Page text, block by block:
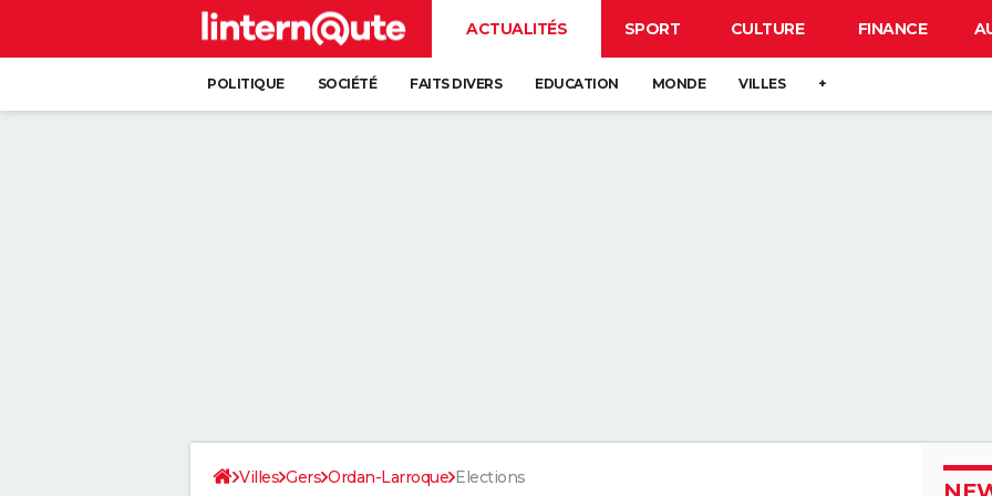
ACTUALITÉS SPORT CULTURE FINANCE
POLITIQUE SOCIÉTÉ FAITS DIVERS EDUCATION MONDE VILLES +
Villes Gers Ordan-Larroque Elections